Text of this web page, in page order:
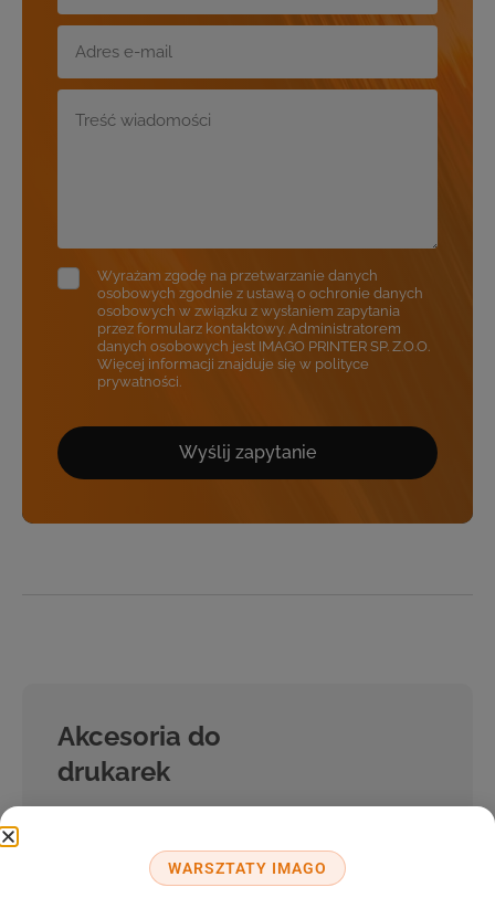
Wyrażam zgodę na przetwarzanie danych
osobowych zgodnie z ustawą o ochronie danych
osobowych w związku z wysłaniem zapytania
przez formularz kontaktowy. Administratorem
danych osobowych jest IMAGO PRINTER SP. Z.O.O.
Więcej informacji znajduje się w polityce
prywatności.
Wyślij zapytanie
Akcesoria do
drukarek
WARSZTATY IMAGO